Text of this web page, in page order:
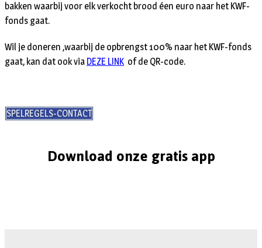
bakken waarbij voor elk verkocht brood éen euro naar het KWF-
fonds gaat.
Wil je doneren ,waarbij de opbrengst 100% naar het KWF-fonds
gaat, kan dat ook via DEZE LINK of de QR-code.
SPELREGELS-CONTACT
Download onze gratis app